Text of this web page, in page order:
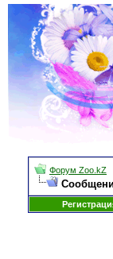
Форум Zoo.kZ